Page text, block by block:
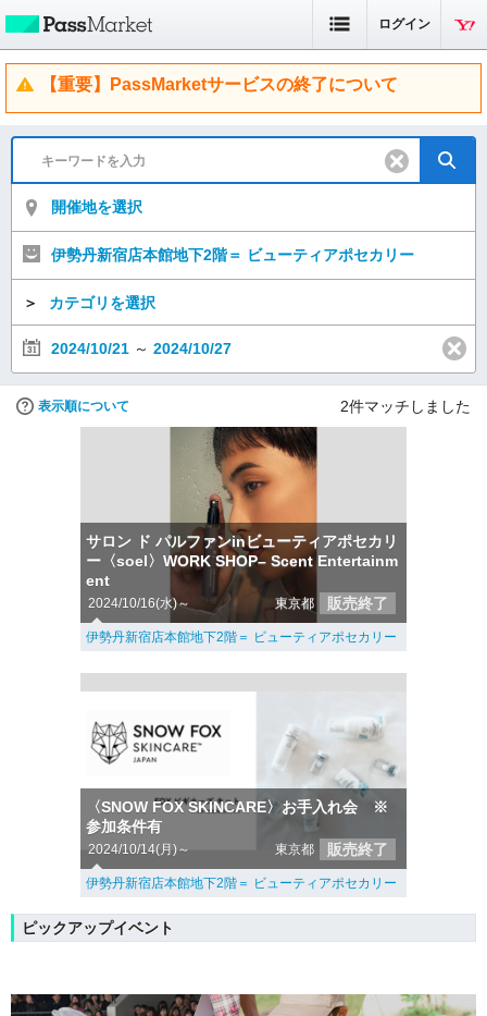
ログイン
【重要】PassMarketサービスの終了について
開催地を選択
伊勢丹新宿店本館地下2階＝ ビューティアポセカリー
＞ カテゴリを選択
2024/10/21 ～ 2024/10/27
表示順について 2件マッチしました
サロン ド パルファンinビューティアポセカリ
ー〈soel〉WORK SHOP– Scent Entertainm
ent
2024/10/16(水)～ 東京都 販売終了
伊勢丹新宿店本館地下2階＝ ビューティアポセカリー
〈SNOW FOX SKINCARE〉お手入れ会 ※
参加条件有
2024/10/14(月)～ 東京都 販売終了
伊勢丹新宿店本館地下2階＝ ビューティアポセカリー
ピックアップイベント